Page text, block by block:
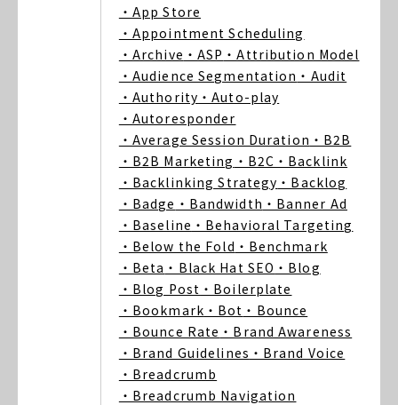
・App Store
・Appointment Scheduling
・Archive ・ASP ・Attribution Model
・Audience Segmentation ・Audit
・Authority ・Auto-play
・Autoresponder
・Average Session Duration ・B2B
・B2B Marketing ・B2C ・Backlink
・Backlinking Strategy ・Backlog
・Badge ・Bandwidth ・Banner Ad
・Baseline ・Behavioral Targeting
・Below the Fold ・Benchmark
・Beta ・Black Hat SEO ・Blog
・Blog Post ・Boilerplate
・Bookmark ・Bot ・Bounce
・Bounce Rate ・Brand Awareness
・Brand Guidelines ・Brand Voice
・Breadcrumb
・Breadcrumb Navigation